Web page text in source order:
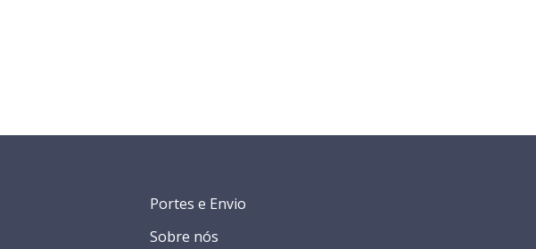
Portes e Envio
Sobre nós